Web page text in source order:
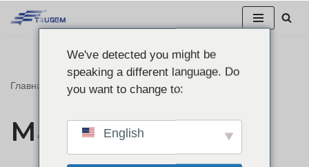
содержанию
Главная Маршрутизатор
Маршрутизатор
We've detected you might be
speaking a different language. Do
you want to change to:
English